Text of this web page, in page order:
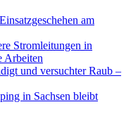
am
Stromleitungen in
Arbeiten
und versuchter Raub –
in Sachsen bleibt